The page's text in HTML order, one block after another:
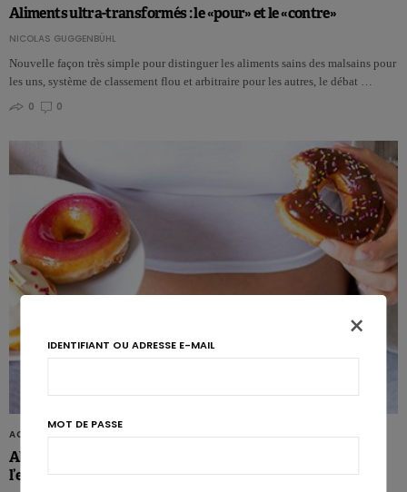
Aliments ultra-transformés : le «pour» et le «contre»
NICOLAS GUGGENBÜHL
Nouvelle façon très simple pour distinguer les aliments sains des malsains pour
les uns, système de classement flou et arbitraire pour les autres, le débat …
0
0
ACTUS SCIENTIFIQUES
Aliments ultra-transformés chez la maman, obésité chez
l’enfant?
×
IDENTIFIANT OU ADRESSE E-MAIL
MOT DE PASSE